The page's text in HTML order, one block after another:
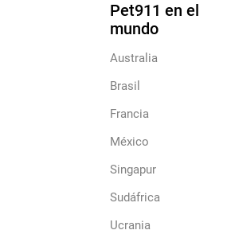
Pet911 en el
mundo
Australia
Brasil
Francia
México
Singapur
Sudáfrica
Ucrania